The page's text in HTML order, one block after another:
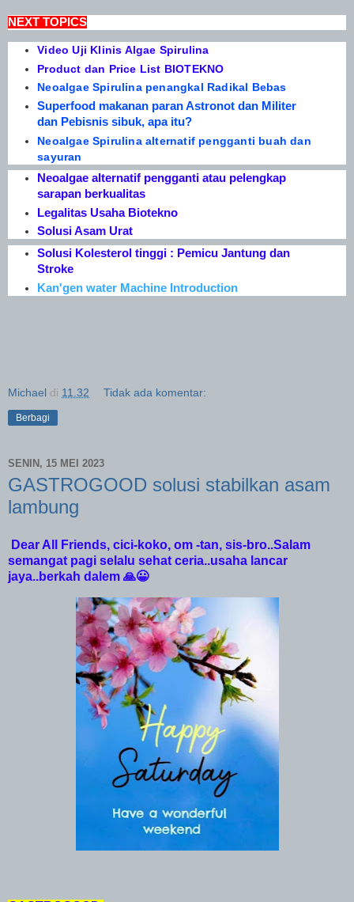
NEXT TOPICS
Video Uji Klinis Algae Spirulina
Product dan Price List BIOTEKNO
Neoalgae Spirulina penangkal Radikal Bebas
Superfood makanan paran Astronot dan Militer
dan Pebisnis sibuk, apa itu?
Neoalgae Spirulina alternatif pengganti buah dan
sayuran
Neoalgae alternatif pengganti atau pelengkap
sarapan berkualitas
Legalitas Usaha Biotekno
Solusi Asam Urat
Solusi Kolesterol tinggi : Pemicu Jantung dan
Stroke
Kan'gen water Machine Introduction
Michael di 11.32 Tidak ada komentar:
Berbagi
SENIN, 15 MEI 2023
GASTROGOOD solusi stabilkan asam
lambung
Dear All Friends, cici-koko, om -tan, sis-bro..Salam
semangat pagi selalu sehat ceria..usaha lancar
jaya..berkah dalem 🙏😀